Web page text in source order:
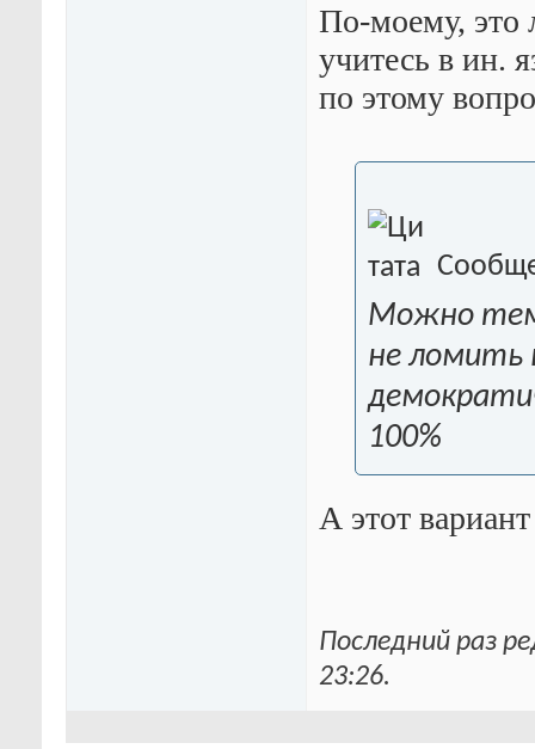
По-моему, это
учитесь в ин.
по этому
Можно
не ломить
100%
А этот
Последний раз
23:26.